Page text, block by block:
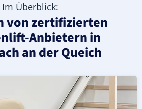
Im Überblick:
von zertifizierten
Anbietern in
an der Queich
in Offenbach an der
Treppenlift für gerade
gerade Treppen in Offenbach